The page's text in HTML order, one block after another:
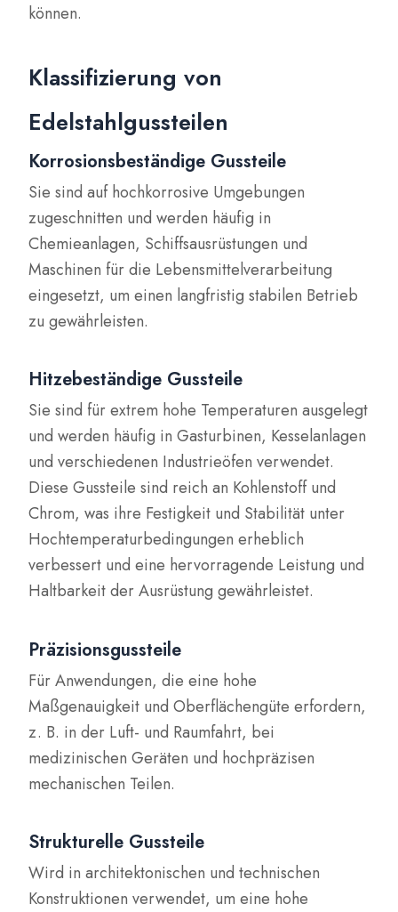
können.
Klassifizierung von
Edelstahlgussteilen
Korrosionsbeständige Gussteile
Sie sind auf hochkorrosive Umgebungen
zugeschnitten und werden häufig in
Chemieanlagen, Schiffsausrüstungen und
Maschinen für die Lebensmittelverarbeitung
eingesetzt, um einen langfristig stabilen Betrieb
zu gewährleisten.
Hitzebeständige Gussteile
Sie sind für extrem hohe Temperaturen ausgelegt
und werden häufig in Gasturbinen, Kesselanlagen
und verschiedenen Industrieöfen verwendet.
Diese Gussteile sind reich an Kohlenstoff und
Chrom, was ihre Festigkeit und Stabilität unter
Hochtemperaturbedingungen erheblich
verbessert und eine hervorragende Leistung und
Haltbarkeit der Ausrüstung gewährleistet.
Präzisionsgussteile
Für Anwendungen, die eine hohe
Maßgenauigkeit und Oberflächengüte erfordern,
z. B. in der Luft- und Raumfahrt, bei
medizinischen Geräten und hochpräzisen
mechanischen Teilen.
Strukturelle Gussteile
Wird in architektonischen und technischen
Konstruktionen verwendet, um eine hohe